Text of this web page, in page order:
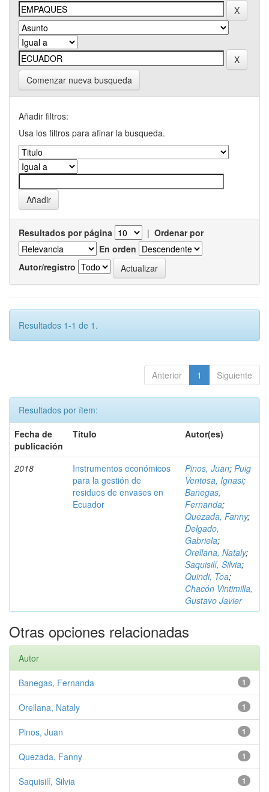
Comenzar nueva busqueda
Añadir filtros:
Usa los filtros para afinar la busqueda.
Resultados por página | Ordenar por
En orden
Autor/registro
Resultados 1-1 de 1.
Anterior 1 Siguiente
Resultados por ítem:
Fecha de
publicación
Título Autor(es)
2018
Instrumentos económicos
para la gestión de
residuos de envases en
Ecuador
Pinos, Juan; Puig
Ventosa, Ignasi;
Banegas,
Fernanda;
Quezada, Fanny;
Delgado,
Gabriela;
Orellana, Nataly;
Saquisilí, Silvia;
Quindi, Toa;
Chacón Vintimilla,
Gustavo Javier
Otras opciones relacionadas
Autor
1
Banegas, Fernanda
1
Orellana, Nataly
1
Pinos, Juan
1
Quezada, Fanny
1
Saquisilí, Silvia